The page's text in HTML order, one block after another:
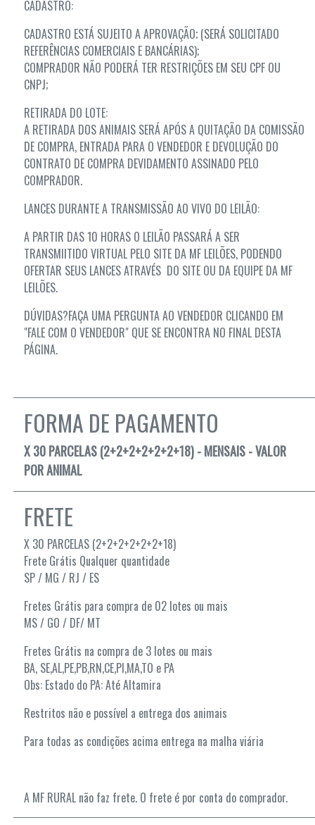
CADASTRO:
CADASTRO ESTÁ SUJEITO A APROVAÇÃO; (SERÁ SOLICITADO
REFERÊNCIAS COMERCIAIS E BANCÁRIAS);
COMPRADOR NÃO PODERÁ TER RESTRIÇÕES EM SEU CPF OU
CNPJ;
RETIRADA DO LOTE:
A RETIRADA DOS ANIMAIS SERÁ APÓS A QUITAÇÃO DA COMISSÃO
DE COMPRA, ENTRADA PARA O VENDEDOR E DEVOLUÇÃO DO
CONTRATO DE COMPRA DEVIDAMENTO ASSINADO PELO
COMPRADOR.
LANCES DURANTE A TRANSMISSÃO AO VIVO DO LEILÃO:
A PARTIR DAS 10 HORAS O LEILÃO PASSARÁ A SER
TRANSMIITIDO VIRTUAL PELO SITE DA MF LEILÕES, PODENDO
OFERTAR SEUS LANCES ATRAVÉS DO SITE OU DA EQUIPE DA MF
LEILÕES.
DÚVIDAS?FAÇA UMA PERGUNTA AO VENDEDOR CLICANDO EM
"FALE COM O VENDEDOR" QUE SE ENCONTRA NO FINAL DESTA
PÁGINA.
FORMA DE PAGAMENTO
X 30 PARCELAS (2+2+2+2+2+2+18) - MENSAIS - VALOR
POR ANIMAL
FRETE
X 30 PARCELAS (2+2+2+2+2+2+18)
Frete Grátis Qualquer quantidade
SP / MG / RJ / ES
Fretes Grátis para compra de 02 lotes ou mais
MS / GO / DF/ MT
Fretes Grátis na compra de 3 lotes ou mais
BA, SE,AL,PE,PB,RN,CE,PI,MA,TO e PA
Obs: Estado do PA: Até Altamira
Restritos não e possível a entrega dos animais
Para todas as condições acima entrega na malha viária
A MF RURAL não faz frete. O frete é por conta do comprador.